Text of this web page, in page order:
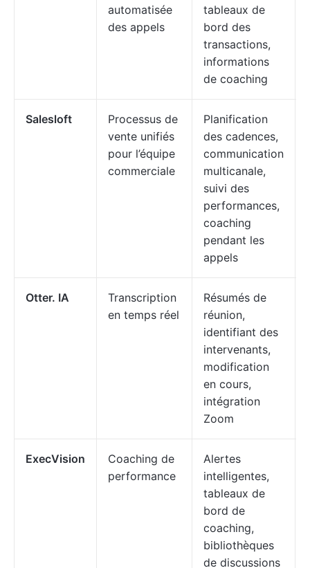
automatisée
des appels
tableaux de
bord des
transactions,
informations
de coaching
Salesloft
Processus de
vente unifiés
pour l’équipe
commerciale
Planification
des cadences,
communication
multicanale,
suivi des
performances,
coaching
pendant les
appels
Otter. IA
Transcription
en temps réel
Résumés de
réunion,
identifiant des
intervenants,
modification
en cours,
intégration
Zoom
ExecVision
Coaching de
performance
Alertes
intelligentes,
tableaux de
bord de
coaching,
bibliothèques
de discussions